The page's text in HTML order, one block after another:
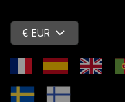
€ EUR